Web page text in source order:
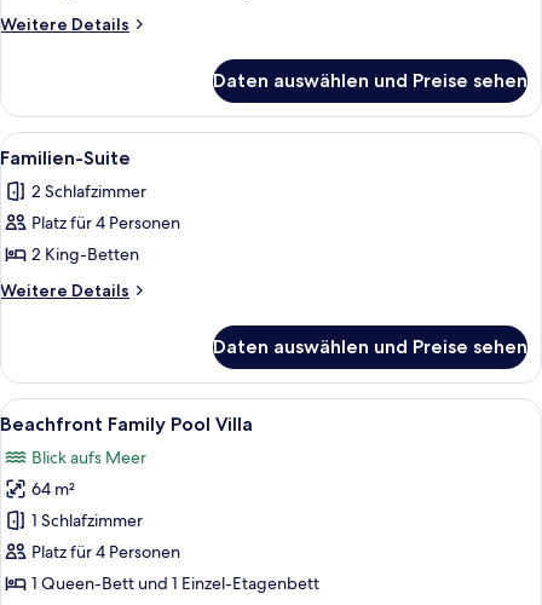
Weitere Details
Weitere
Daten auswählen und Preise sehen
Alle
Fotos
für
Familien-
Suite
anzeigen
Ein Schlafzimmer mit einem Bett,
6
Familien-Suite
2 Schlafzimmer
Platz für 4 Personen
2 King-Betten
Weitere Details
Weitere
Suite
Daten auswählen und Preise sehen
Alle
Fotos
für
Beachfront
Family
Pool
Villa
Ein Poolbereich mit
12
Beachfront Family Pool Villa
Blick aufs Meer
64 m²
1 Schlafzimmer
Platz für 4 Personen
1 Queen-Bett und 1 Einzel-Etagenbett